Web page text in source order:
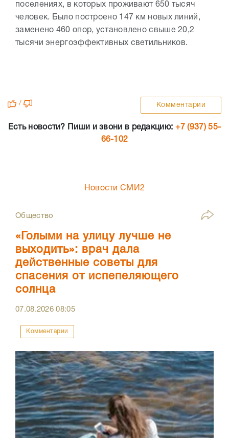
поселениях, в которых проживают 650 тысяч
человек. Было построено 147 км новых линий,
заменено 460 опор, установлено свыше 20,2
тысячи энергоэффективных светильников.
/ Комментарии
Есть новости? Пиши и звони в редакцию: +7 (937) 55-
66-102
Новости СМИ2
Общество
«Голыми на улицу лучше не
выходить»: врач дала
действенные советы для
спасения от испепеляющего
солнца
07.08.202608:05
Комментарии